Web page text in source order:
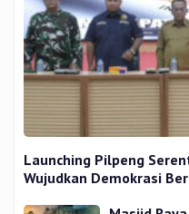
Launching Pilpeng
Wujudkan Demokrasi